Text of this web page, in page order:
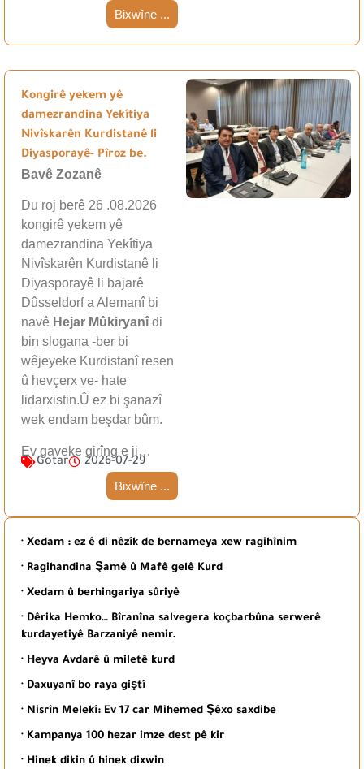
Bixwîne ...
Kongirê yekem yê
damezrandina Yekîtiya
Nivîskarên Kurdistanê li
Diyasporayê- Pîroz be.
Bavê Zozanê
Du roj berê 26 .08.2026
kongirê yekem yê
damezrandina Yekîtiya
Nivîskarên Kurdistanê li
Diyasporayê li bajarê
Dûsseldorf a Alemanî bi
navê Hejar Mûkiryanîdi
bin slogana -ber bi
wêjeyeke Kurdistanî resen
û hevçerx ve- hate
lidarxistin.Û ez bi şanazî
wek endam beşdar bûm.
Ev gaveke girîng e ji…
Gotar 2026-07-29
Bixwîne ...
· Xedam : ez ê di nêzîk de bernameya xew ragihînim
· Ragihandina Şamê û Mafê gelê Kurd
· Xedam û berhingariya sûriyê
· Dêrika Hemko… Bîranîna salvegera koçbarbûna serwerê
kurdayetiyê Barzaniyê nemir.
· Heyva Avdarê û miletê kurd
· Daxuyanî bo raya giştî
· Nisrîn Melekî: Ev 17 car Mihemed Şêxo saxdibe
· Kampanya 100 hezar imze dest pê kir
· Hinek dikin û hinek dixwin